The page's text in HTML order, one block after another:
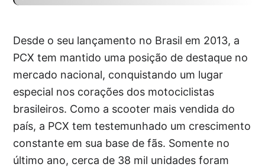
Desde o seu lançamento no Brasil em 2013, a
PCX tem mantido uma posição de destaque no
mercado nacional, conquistando um lugar
especial nos corações dos motociclistas
brasileiros. Como a scooter mais vendida do
país, a PCX tem testemunhado um crescimento
constante em sua base de fãs. Somente no
último ano, cerca de 38 mil unidades foram